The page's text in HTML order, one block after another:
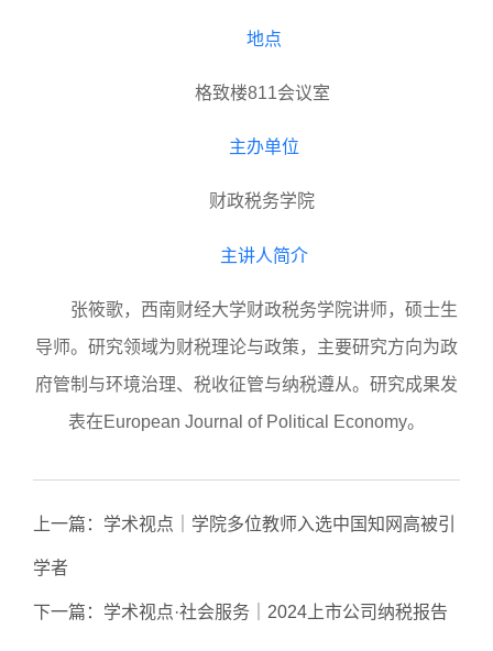
地点
格致楼811会议室
主办单位
财政税务学院
主讲人简介
张筱歌，西南财经大学财政税务学院讲师，硕士生
导师。 研究领域为财税理论与政策，主要研究方向为政
府管制与环境治理、税收征管与纳税遵从。研究成果发
表在European Journal of Political Economy。
上一篇： 学术视点｜学院多位教师入选中国知网高被引
学者
下一篇： 学术视点·社会服务｜2024上市公司纳税报告